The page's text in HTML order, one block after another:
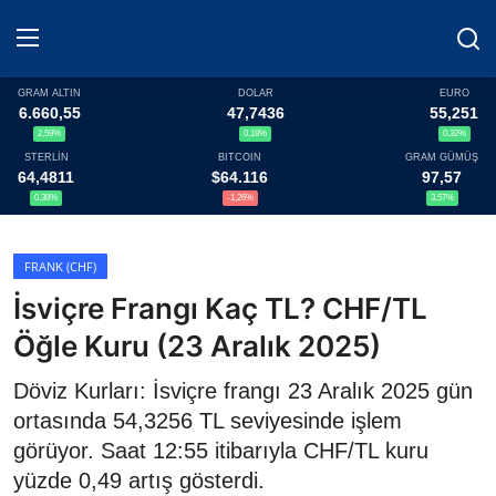
Haberler
Döviz
Altın Fiyatları
Döviz Kurları
Fonlar
Kripto Paralar
Çeviriciler
GRAM ALTIN
6.660,55
2,59%
DOLAR
47,7436
0,18%
EURO
55,251
0,32%
STERLİN
64,4811
0,38%
BITCOIN
$64.116
-1,26%
GRAM GÜMÜŞ
97,57
3,57%
FRANK (CHF)
İsviçre Frangı Kaç TL? CHF/TL
Öğle Kuru (23 Aralık 2025)
Döviz Kurları: İsviçre frangı 23 Aralık 2025 gün
ortasında 54,3256 TL seviyesinde işlem
görüyor. Saat 12:55 itibarıyla CHF/TL kuru
yüzde 0,49 artış gösterdi.